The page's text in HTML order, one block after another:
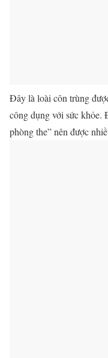
Đây là loài côn trùng
công dụng với sức khỏe.
phòng the” nên được